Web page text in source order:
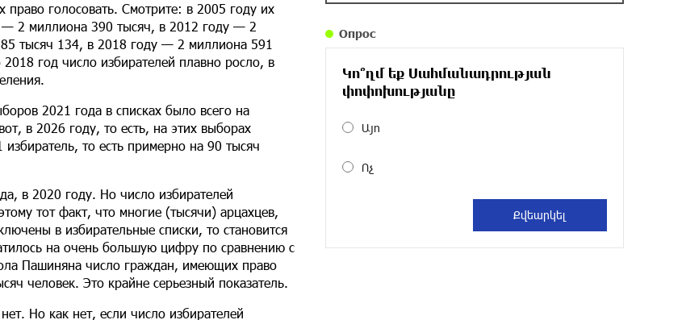
голосовать. Смотрите: в 2005 году их
2 миллиона 390 тысяч, в 2012 году — 2
тысяч 134, в 2018 году — 2 миллиона 591
год число избирателей плавно росло, в
2021 года в списках было всего на
в 2026 году, то есть, на этих выборах
то есть примерно на 90 тысяч
в 2020 году. Но число избирателей
тот факт, что многие (тысячи) арцахцев,
в избирательные списки, то становится
на очень большую цифру по сравнению с
Пашиняна число граждан, имеющих право
человек. Это крайне серьезный показатель.
Но как нет, если число избирателей
Оппозиция Грузии отказалась от
мандатов и получила обратный
эффект: Нарек Карапетян
Опрос
Կո՞ղմ եք Սահմանադրության
փոփոխությանը
Այո
Ոչ